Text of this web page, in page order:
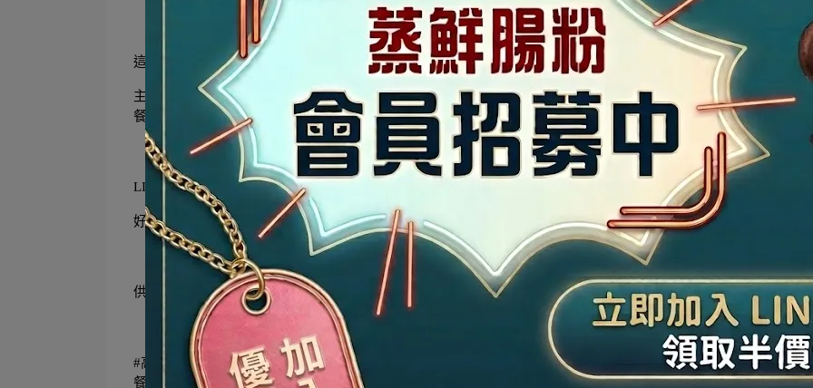
這道秒殺級的港式家常菜【鮮蝦粉絲煲】，絕對是海鮮控的必點首選！
主廚特製的潮式沙茶風味香氣四溢，Q彈的粉絲吸飽了濃郁鮮甜的蝦汁精華，每一口都充滿飽足感，是高雄家庭聚
餐、生日慶生的必吃美味！
LINE 好友限定：平日優惠
好康好禮： 出示 LINE 畫面即享平日限定優惠（每支手機限購一份）。
供應時間： 中午 11:00 ~ 14:30 ｜ 晚上 17:00 ~ 20:30
#高雄美食 #高雄港式飲茶 #蒸鮮腸粉 #鮮蝦粉絲煲 #蒜香蝦粉絲煲 #港式粉絲煲 #砂鍋粉絲煲 #高雄聚餐首選 #生
餐餐廳 #高雄家常菜 #文山特區美食 #左營美食 #義享天地美食